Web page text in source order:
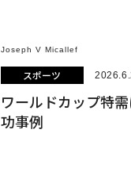
Joseph V Micallef
スポーツ
ワールドカップ特
功事例